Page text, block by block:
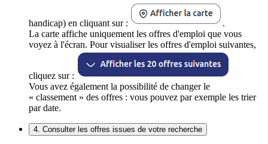
handicap) en cliquant sur :
.
La carte affiche uniquement les offres d'emploi que vous
voyez à l'écran. Pour visualiser les offres d'emploi suivantes,
cliquez sur :
Vous avez également la possibilité de changer le
« classement » des offres : vous pouvez par exemple les trier
par date.
4. Consulter les offres issues de votre recherche